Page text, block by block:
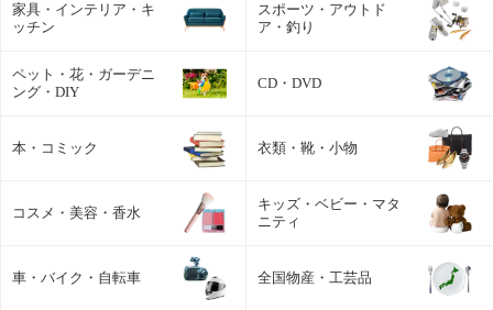
家具・インテリア・キ
ッチン
スポーツ・アウトド
ア・釣り
ペット・花・ガーデニ
ング・DIY
CD・DVD
本・コミック 衣類・靴・小物
コスメ・美容・香水
キッズ・ベビー・マタ
ニティ
車・バイク・自転車 全国物産・工芸品